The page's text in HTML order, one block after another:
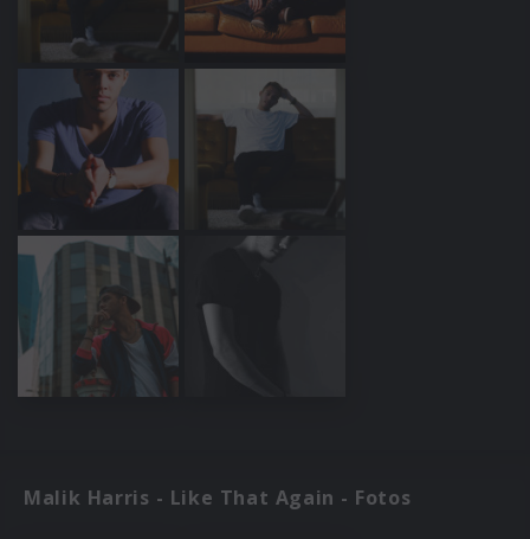
Malik Harris - Like That Again - Fotos